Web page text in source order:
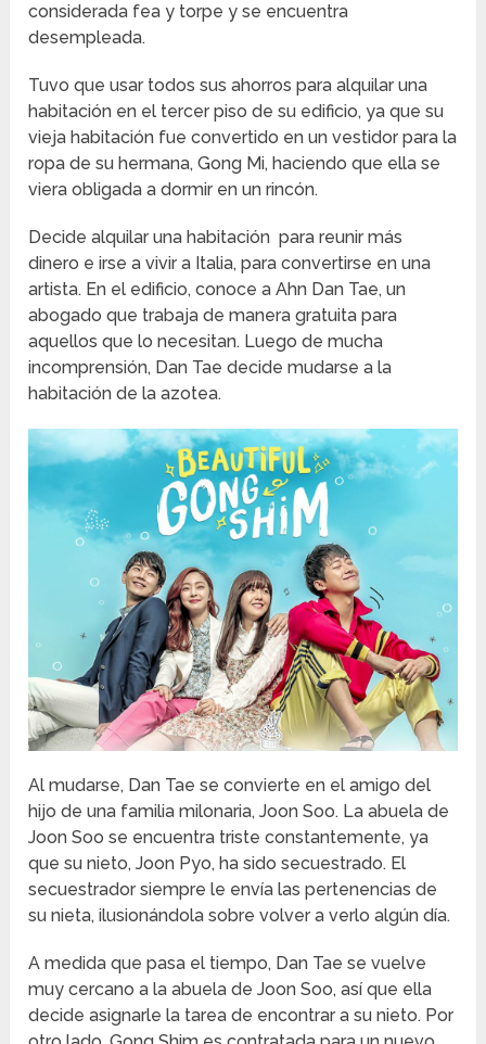
considerada fea y torpe y se encuentra
desempleada.
Tuvo que usar todos sus ahorros para alquilar una
habitación en el tercer piso de su edificio, ya que su
vieja habitación fue convertido en un vestidor para la
ropa de su hermana, Gong Mi, haciendo que ella se
viera obligada a dormir en un rincón.
Decide alquilar una habitación para reunir más
dinero e irse a vivir a Italia, para convertirse en una
artista. En el edificio, conoce a Ahn Dan Tae, un
abogado que trabaja de manera gratuita para
aquellos que lo necesitan. Luego de mucha
incomprensión, Dan Tae decide mudarse a la
habitación de la azotea.
Al mudarse, Dan Tae se convierte en el amigo del
hijo de una familia milonaria, Joon Soo. La abuela de
Joon Soo se encuentra triste constantemente, ya
que su nieto, Joon Pyo, ha sido secuestrado. El
secuestrador siempre le envía las pertenencias de
su nieta, ilusionándola sobre volver a verlo algún día.
A medida que pasa el tiempo, Dan Tae se vuelve
muy cercano a la abuela de Joon Soo, así que ella
decide asignarle la tarea de encontrar a su nieto. Por